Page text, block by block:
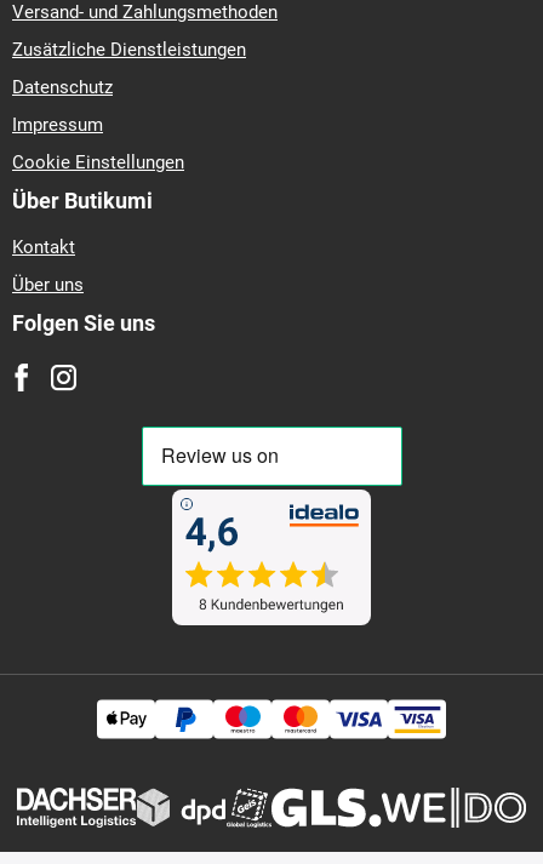
Versand- und Zahlungsmethoden
Zusätzliche Dienstleistungen
Datenschutz
Impressum
Cookie Einstellungen
Über Butikumi
Kontakt
Über uns
Folgen Sie uns